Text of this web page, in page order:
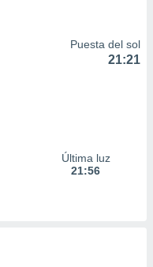
Puesta del sol
21:21
Última luz
21:56